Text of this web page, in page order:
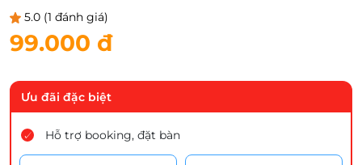
5.0 (1 đánh giá)
99.000 đ
Ưu đãi đặc biệt
Hỗ trợ booking, đặt bàn